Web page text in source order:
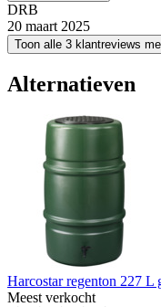
DRB
20 maart 2025
Toon alle 3 klantreviews
Alternatieven
Harcostar regenton 227 L
Meest verkocht